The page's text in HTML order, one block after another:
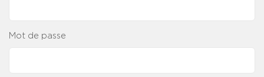
Mot de passe